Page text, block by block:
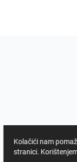
Kolačići nam
stranici.